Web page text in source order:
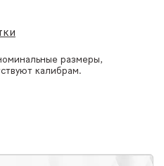
размеры,
калибрам.